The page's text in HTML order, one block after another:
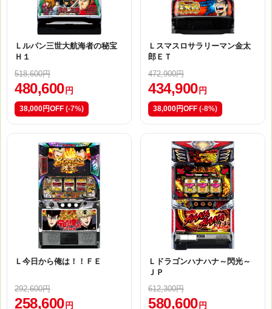
Ｌルパン三世大航海者の秘宝
Ｈ１
518,600円
480,600 円
38,000円OFF (-7%)
Ｌスマスロサラリーマン金太
郎ＥＴ
472,900円
434,900 円
38,000円OFF (-8%)
Ｌ今日から俺は！！ＦＥ
292,600円
258,600 円
Ｌドラゴンハナハナ～閃光～
ＪＰ
612,300円
580,600 円